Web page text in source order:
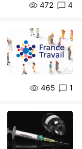
472 4
465 1